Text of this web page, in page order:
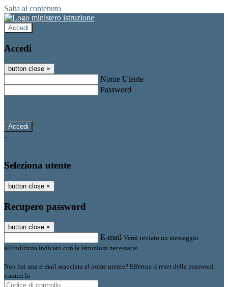
Salta al contenuto
Accedi
Accedi
button close ×
Nome Utente
Password
-
Seleziona utente
button close ×
Recupero password
button close ×
E-mail Verrà inviato un messaggio
all'indirizzo indicato con le istruzioni necessarie.
Non hai una e-mail associata al nome utente? Effettua il reset della password
tramite la